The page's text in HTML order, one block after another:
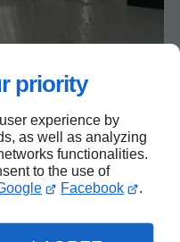
priority
experience by
as well as analyzing
functionalities.
to the use of
Facebook .